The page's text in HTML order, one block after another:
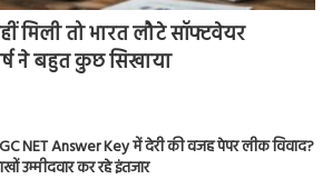
मिली तो भारत लौटे सॉफ्टवेयर
ने बहुत कुछ सिखाया
NET Answer Key में देरी की वजह पेपर लीक विवाद?
उम्मीदवार कर रहे इंतजार